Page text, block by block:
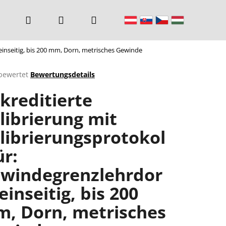
Suchen Warenkorb
bis 200 mm, Dorn, metrisches Gewinde
Bewertungsdetails
mit
bis 200
Dorn, metrisches